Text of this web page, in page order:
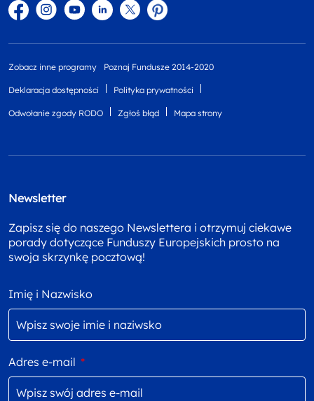
FacebookInstagram
YouTubeLinkedintwitterPinterest
Zobacz inne programy Poznaj Fundusze 2014-2020
Deklaracja dostępności Polityka prywatności
Odwołanie zgody RODO Zgłoś błąd Mapa strony
Newsletter
Zapisz się do naszego Newslettera i otrzymuj ciekawe
porady dotyczące Funduszy Europejskich prosto na
swoja skrzynkę pocztową!
Imię i Nazwisko
Adres e-mail *